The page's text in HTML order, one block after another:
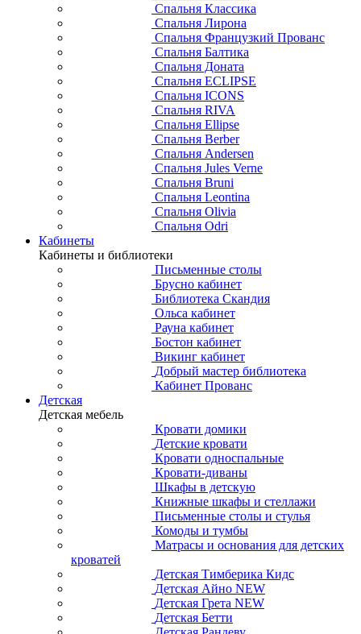
Спальня Классика
Спальня Лирона
Спальня Французкий Прованс
Спальня Балтика
Спальня Доната
Спальня ECLIPSE
Спальня ICONS
Спальня RIVA
Спальня Ellipse
Спальня Berber
Спальня Andersen
Спальня Jules Verne
Спальня Bruni
Спальня Leontina
Спальня Olivia
Спальня Odri
Кабинеты
Кабинеты и библиотеки
Письменные столы
Брусно кабинет
Библиотека Скандия
Ольса кабинет
Рауна кабинет
Бостон кабинет
Викинг кабинет
Добрый мастер библиотека
Кабинет Прованс
Детская
Детская мебель
Кровати домики
Детские кровати
Кровати односпальные
Кровати-диваны
Шкафы в детскую
Книжные шкафы и стеллажи
Письменные столы и стулья
Комоды и тумбы
Матрасы и основания для детских
кроватей
Детская Тимберика Кидс
Детская Айно NEW
Детская Грета NEW
Детская Бетти